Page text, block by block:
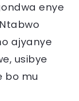
enye
ajyanye
usibye
bo mu